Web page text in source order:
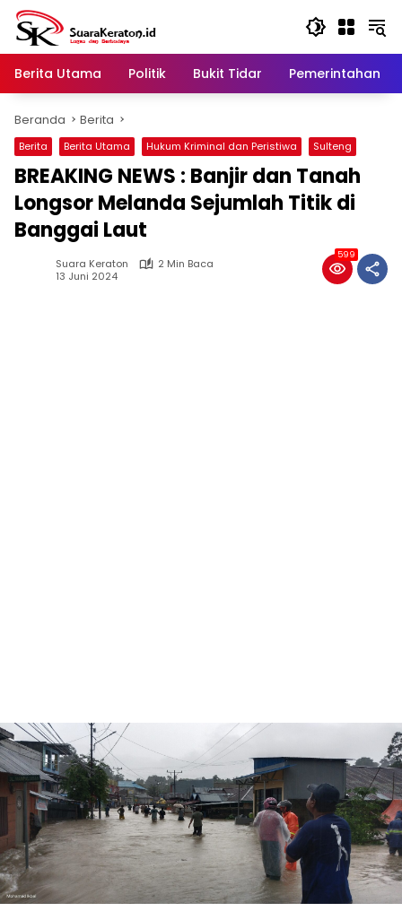
Langsung
konten
Berita Utama
Politik Bukit Tidar Pemerintahan
Beranda Berita
Berita Berita Utama Hukum Kriminal dan Peristiwa Sulteng
BREAKING NEWS : Banjir dan Tanah
Longsor Melanda Sejumlah Titik di
Banggai Laut
Suara Keraton
2 Min Baca
13 Juni 2024
599